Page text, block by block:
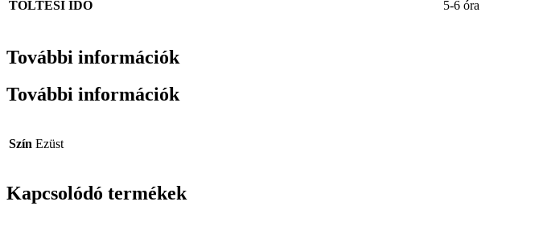
TÖLTÉSI IDŐ 5-6 óra
További információk
További információk
Szín Ezüst
Kapcsolódó termékek